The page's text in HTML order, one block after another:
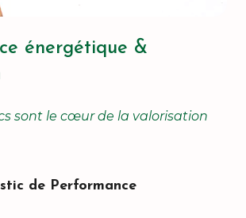
énergétique &
sont le cœur de la valorisation
de Performance